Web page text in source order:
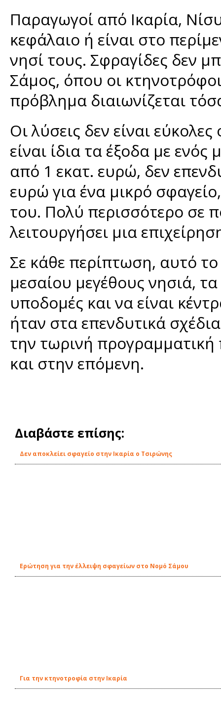
Παραγωγοί από Ικαρία,
κεφάλαιο ή είναι στο
νησί τους. Σφραγίδες δεν
Σάμος, όπου οι
πρόβλημα διαιωνίζεται
Οι λύσεις δεν είναι
είναι ίδια τα έξοδα με
από 1 εκατ. ευρώ, δεν
ευρώ για ένα μικρό
του. Πολύ περισσότερο σε
λειτουργήσει μια
Σε κάθε περίπτωση, αυτό
μεσαίου μεγέθους νησιά,
υποδομές και να είναι
ήταν στα επενδυτικά
την τωρινή προγραμματική
και στην επόμενη.
Διαβάστε επίσης:
Δεν αποκλείει σφαγείο στην Ικαρία ο Τσιρώνης
Ερώτηση για την έλλειψη σφαγείων στο Νομό Σάμου
Για την κτηνοτροφία στην Ικαρία